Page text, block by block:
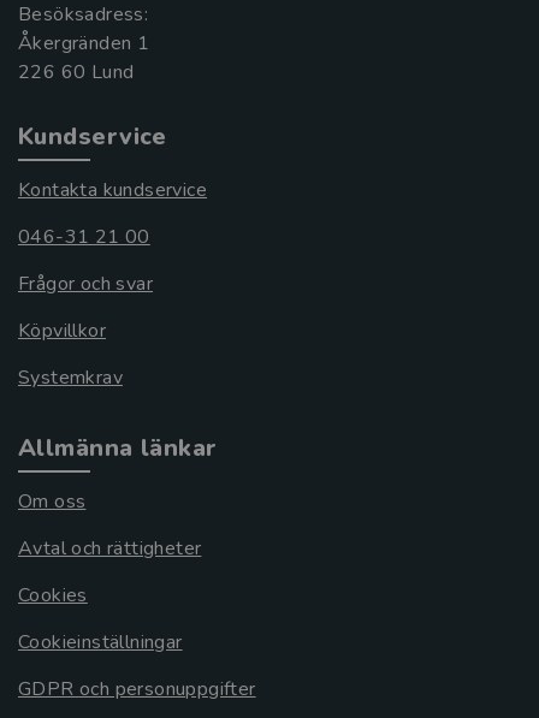
Besöksadress:
Åkergränden 1
Kundservice
Kontakta kundservice
046-31 21 00
Frågor och svar
Köpvillkor
Systemkrav
Allmänna länkar
Om oss
Avtal och rättigheter
Cookies
Cookieinställningar
GDPR och personuppgifter